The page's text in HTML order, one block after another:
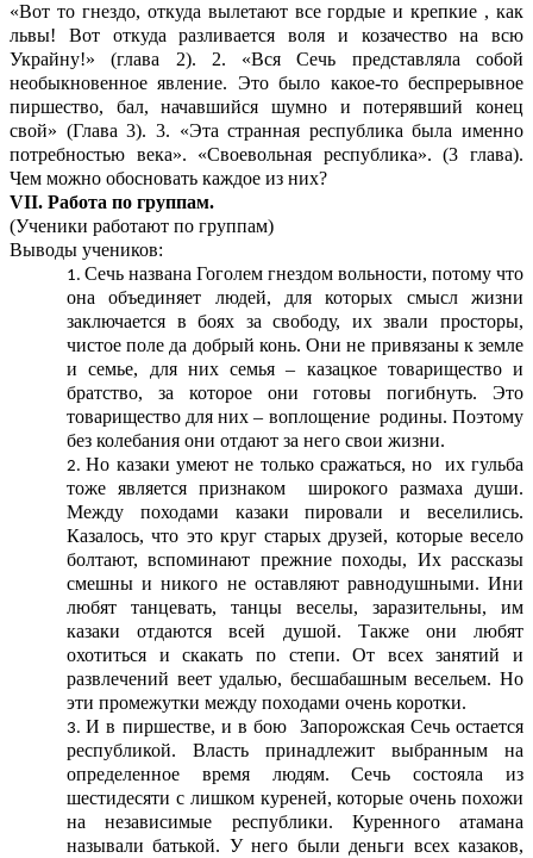
«Вот то гнездо, откуда вылетают все гордые и крепкие , как
львы! Вот откуда разливается воля и козачество на всю
Украйну!» (глава 2). 2. «Вся Сечь представляла собой
необыкновенное явление. Это было какое-то беспрерывное
пиршество, бал, начавшийся шумно и потерявший конец
свой» (Глава 3). 3. «Эта странная республика была именно
потребностью века». «Своевольная республика». (3 глава).
Чем можно обосновать каждое из них?
VII. Работа по группам.
(Ученики работают по группам)
Выводы учеников:
Сечь названа Гоголем гнездом вольности, потому что
она объединяет людей, для которых смысл жизни
заключается в боях за свободу, их звали просторы,
чистое поле да добрый конь. Они не привязаны к земле
и семье, для них семья – казацкое товарищество и
братство, за которое они готовы погибнуть. Это
товарищество для них – воплощение родины. Поэтому
без колебания они отдают за него свои жизни.
Но казаки умеют не только сражаться, но их гульба
тоже является признаком широкого размаха души.
Между походами казаки пировали и веселились.
Казалось, что это круг старых друзей, которые весело
болтают, вспоминают прежние походы, Их рассказы
смешны и никого не оставляют равнодушными. Ини
любят танцевать, танцы веселы, заразительны, им
казаки отдаются всей душой. Также они любят
охотиться и скакать по степи. От всех занятий и
развлечений веет удалью, бесшабашным весельем. Но
эти промежутки между походами очень коротки.
И в пиршестве, и в бою Запорожская Сечь остается
республикой. Власть принадлежит выбранным на
определенное время людям. Сечь состояла из
шестидесяти с лишком куреней, которые очень похожи
на независимые республики. Куренного атамана
называли батькой. У него были деньги всех казаков,